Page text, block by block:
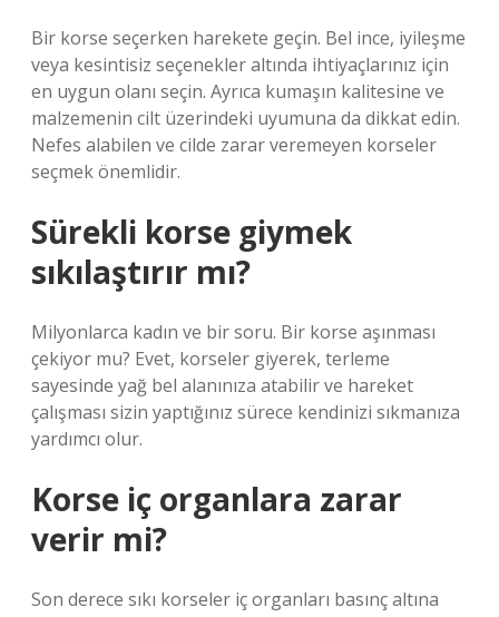
Bir korse seçerken harekete geçin. Bel ince, iyileşme
veya kesintisiz seçenekler altında ihtiyaçlarınız için
en uygun olanı seçin. Ayrıca kumaşın kalitesine ve
malzemenin cilt üzerindeki uyumuna da dikkat edin.
Nefes alabilen ve cilde zarar veremeyen korseler
seçmek önemlidir.
Sürekli korse giymek
sıkılaştırır mı?
Milyonlarca kadın ve bir soru. Bir korse aşınması
çekiyor mu? Evet, korseler giyerek, terleme
sayesinde yağ bel alanınıza atabilir ve hareket
çalışması sizin yaptığınız sürece kendinizi sıkmanıza
yardımcı olur.
Korse iç organlara zarar
verir mi?
Son derece sıkı korseler iç organları basınç altına